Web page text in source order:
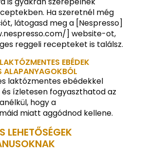
Ha szeretnél még
látogasd meg a [Nespresso]
] website-ot,
reggeli recepteket is találsz.
EBÉDEK
ALAPANYAGOKBÓL
laktózmentes ebédekkel
ízletesen fogyaszthatod az
hogy a
miatt aggódnod kellene.
LEHETŐSÉGEK